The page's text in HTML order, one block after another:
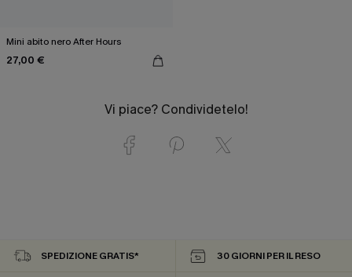
Mini abito nero After Hours
27,00 €
Vi piace? Condividetelo!
SPEDIZIONE GRATIS* 30 GIORNI PER IL RESO